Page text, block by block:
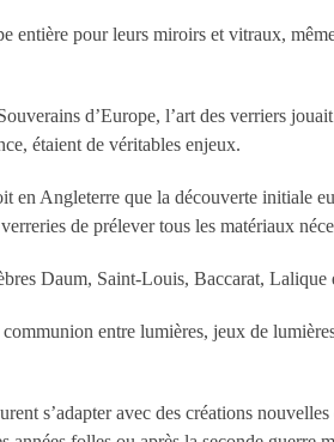
entière pour leurs miroirs et vitraux,
d’Europe, l’art des verriers
étaient de véritables enjeux.
en Angleterre que la découverte initiale
de prélever tous les matériaux
Daum, Saint-Louis, Baccarat,
entre lumières, jeux de
s’adapter avec des créations